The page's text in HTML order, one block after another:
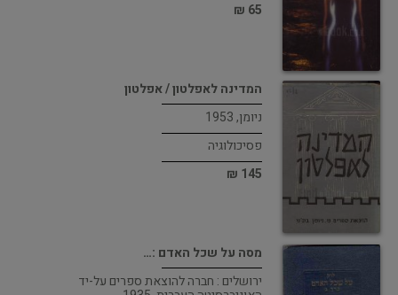
65 ₪
המדינה לאפלטון / אפלטון
ניומן, 1953
פסיכולוגיה
145 ₪
מסה על שכל האדם :…
ירושלים : חברה להוצאת ספרים על-יד